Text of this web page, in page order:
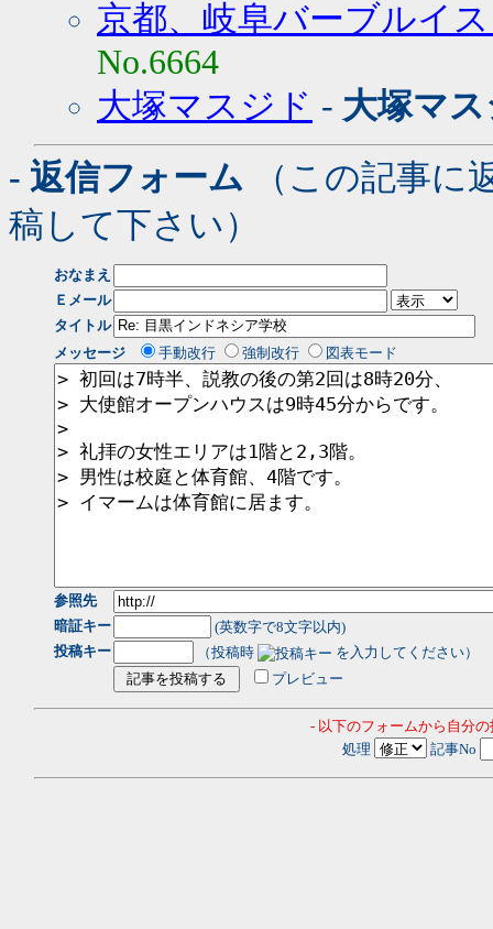
京都、岐阜バーブルイ
No.6664
大塚マスジド - 大塚マ
- 返信フォーム （この記事に
稿して下さい）
おなまえ
Ｅメール
タイトル
メッセージ
手動改行 強制改行 図表モード
参照先
暗証キー
(英数字で8文字以内)
投稿キー
（投稿時
を入力してください）
プレビュー
- 以下のフォームから自分
処理
記事No